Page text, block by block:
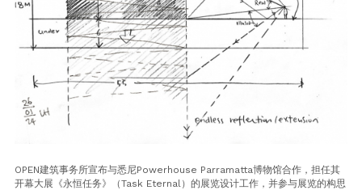
OPEN建筑事务所宣布与悉尼Powerhouse Parramatta博物馆合作，担任其
开幕大展《永恒任务》（Task Eternal）的展览设计工作，并参与展览的构思